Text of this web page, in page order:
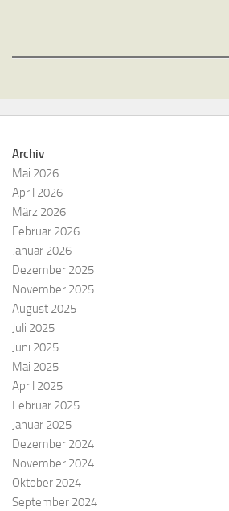
Archiv
Mai 2026
April 2026
März 2026
Februar 2026
Januar 2026
Dezember 2025
November 2025
August 2025
Juli 2025
Juni 2025
Mai 2025
April 2025
Februar 2025
Januar 2025
Dezember 2024
November 2024
Oktober 2024
September 2024